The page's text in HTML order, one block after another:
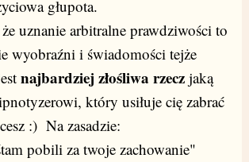
głupota.
uznanie arbitralne prawdziwości to
wyobraźni i świadomości tejże
najbardziej złośliwa rzeczjaką
który usiłuje cię zabrać
:) Na zasadzie:
pobili za twoje zachowanie"